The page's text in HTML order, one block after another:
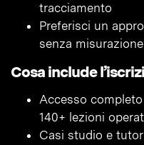
tracciamento
Preferisci un
senza
Cosa include
Accesso
140+ lezioni
Casi studio e